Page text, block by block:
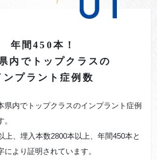
年間450本！
内で トップクラスの
ンプラント症例数
県内でトップクラスのインプラント症例
上、埋入本数2800本以上、年間450本と
により証明されています。